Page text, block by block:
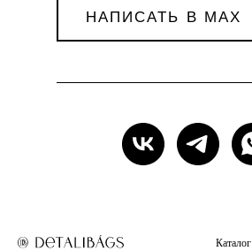
НАПИСАТЬ В MAX
Каталог